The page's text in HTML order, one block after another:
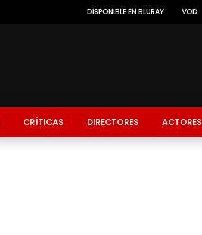
DISPONIBLE EN BLURAY VOD
CRÍTICAS DIRECTORES ACTORES